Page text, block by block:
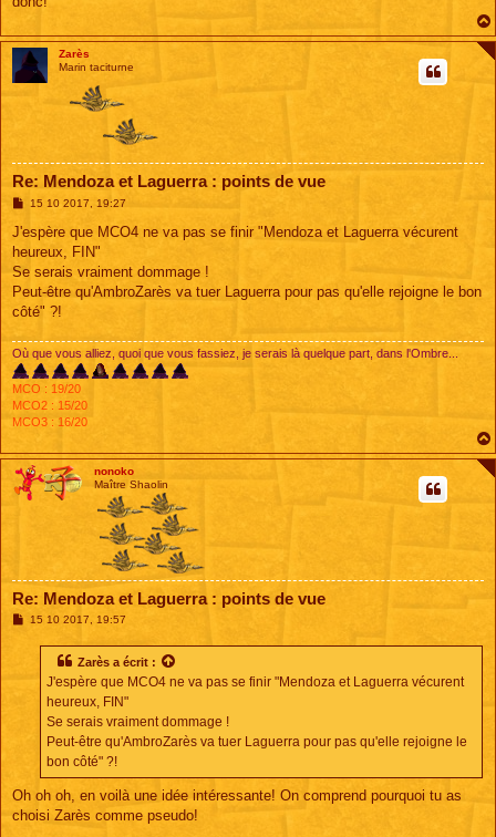
Zarès
Marin taciturne
Re: Mendoza et Laguerra : points de vue
M
s
a
g
15 10 2017, 19:27
J'espère que MCO4 ne va pas se finir "Mendoza et Laguerra vécurent
heureux, FIN"
Se serais vraiment dommage !
Peut-être qu'AmbroZarès va tuer Laguerra pour pas qu'elle rejoigne le bon
côté" ?!
Où que vous alliez, quoi que vous fassiez, je serais là quelque part, dans l'Ombre...
MCO : 19/20
MCO2 : 15/20
MCO3 : 16/20
nonoko
Maître Shaolin
Re: Mendoza et Laguerra : points de vue
M15 10 2017, 19:57
Zarès a écrit :
J'espère que MCO4 ne va pas se finir "Mendoza et Laguerra vécurent
heureux, FIN"
Se serais vraiment dommage !
Peut-être qu'AmbroZarès va tuer Laguerra pour pas qu'elle rejoigne le
bon côté" ?!
Oh oh oh, en voilà une idée intéressante! On comprend pourquoi tu as
choisi Zarès comme pseudo!